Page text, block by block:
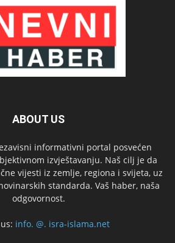
ABOUT US
informativni portal posvećen
izvještavanju. Naš cilj je da
vijesti iz zemlje, regiona i svijeta, uz
standarda. Vaš haber, naša
odgovornost.
info. @. isra-islama.net